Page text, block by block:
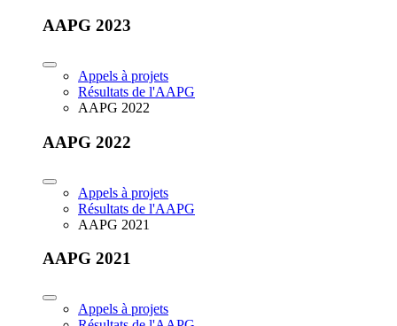
AAPG 2023
Appels à projets
Résultats de l'AAPG
AAPG 2022
AAPG 2022
Appels à projets
Résultats de l'AAPG
AAPG 2021
AAPG 2021
Appels à projets